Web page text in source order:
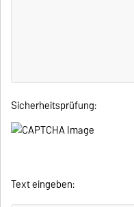
Sicherheitsprüfung:
Text eingeben: